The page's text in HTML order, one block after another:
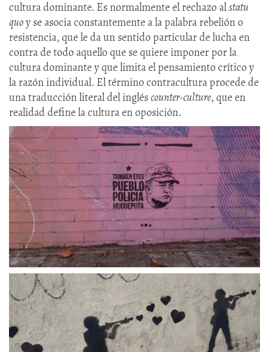
cultura dominante. Es normalmente el rechazo alstatu
quoy se asocia constantemente a la palabra rebelión o
resistencia, que le da un sentido particular de lucha en
contra de todo aquello que se quiere imponer por la
cultura dominante y que limita el pensamiento crítico y
la razón individual. El término contracultura procede de
una traducción literal del ingléscounter-culture, que en
realidad define la cultura en oposición.